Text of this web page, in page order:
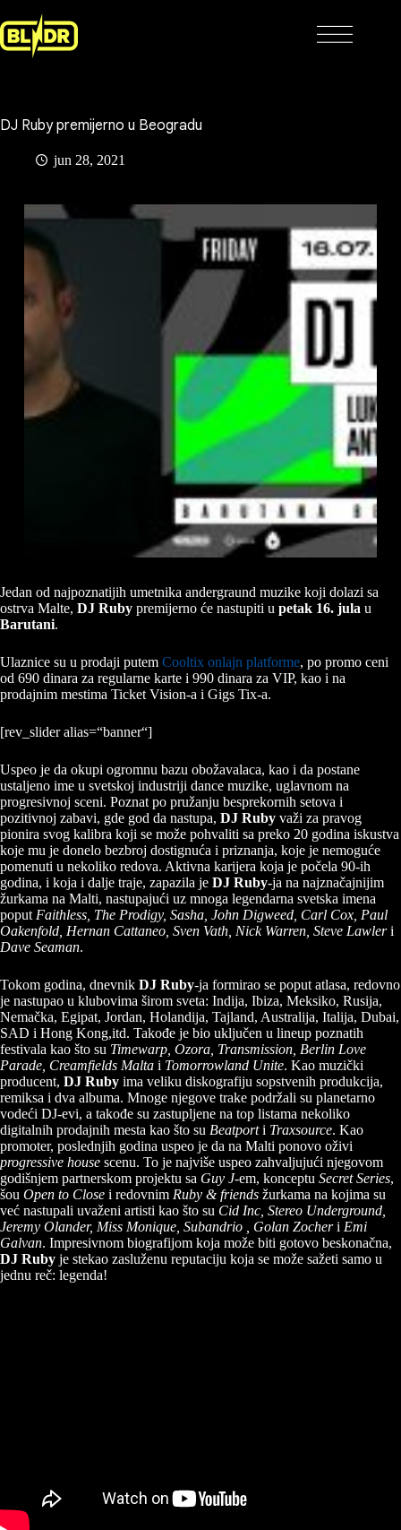
to
content
DJ Ruby premijerno u Beogradu
jun 28, 2021
Jedan od najpoznatijih umetnika andergraund muzike koji dolazi sa
ostrva Malte, DJ Ruby premijerno će nastupiti u petak 16. jula u
Barutani.
Ulaznice su u prodaji putem Cooltix onlajn platforme, po promo ceni
od 690 dinara za regularne karte i 990 dinara za VIP, kao i na
prodajnim mestima Ticket Vision-a i Gigs Tix-a.
[rev_slider alias=“banner“]
Uspeo je da okupi ogromnu bazu obožavalaca, kao i da postane
ustaljeno ime u svetskoj industriji dance muzike, uglavnom na
progresivnoj sceni. Poznat po pružanju besprekornih setova i
pozitivnoj zabavi, gde god da nastupa, DJ Ruby važi za pravog
pionira svog kalibra koji se može pohvaliti sa preko 20 godina iskustva
koje mu je donelo bezbroj dostignuća i priznanja, koje je nemoguće
pomenuti u nekoliko redova. Aktivna karijera koja je počela 90-ih
godina, i koja i dalje traje, zapazila je DJ Ruby-ja na najznačajnijim
žurkama na Malti, nastupajući uz mnoga legendarna svetska imena
poput Faithless, The Prodigy, Sasha, John Digweed, Carl Cox, Paul
Oakenfold, Hernan Cattaneo, Sven Vath, Nick Warren, Steve Lawleri
Dave Seaman.
Tokom godina, dnevnik DJ Ruby-ja formirao se poput atlasa, redovno
je nastupao u klubovima širom sveta: Indija, Ibiza, Meksiko, Rusija,
Nemačka, Egipat, Jordan, Holandija, Tajland, Australija, Italija, Dubai,
SAD i Hong Kong,itd. Takođe je bio uključen u lineup poznatih
festivala kao što su Timewarp, Ozora, Transmission, Berlin Love
Parade, Creamfields Malta i Tomorrowland Unite. Kao muzički
producent, DJ Ruby ima veliku diskografiju sopstvenih produkcija,
remiksa i dva albuma. Mnoge njegove trake podržali su planetarno
vodeći DJ-evi, a takođe su zastupljene na top listama nekoliko
digitalnih prodajnih mesta kao što su Beatporti Traxsource. Kao
promoter, poslednjih godina uspeo je da na Malti ponovo oživi
progressive house scenu. To je najviše uspeo zahvaljujući njegovom
godišnjem partnerskom projektu sa Guy J-em, konceptu Secret Series,
šou Open to Close i redovnim Ruby & friends žurkama na kojima su
već nastupali uvaženi artisti kao što su Cid Inc, Stereo Underground,
Jeremy Olander, Miss Monique, Subandrio , Golan Zocheri Emi
Galvan. Impresivnom biografijom koja može biti gotovo beskonačna,
DJ Ruby je stekao zasluženu reputaciju koja se može sažeti samo u
jednu reč: legenda!